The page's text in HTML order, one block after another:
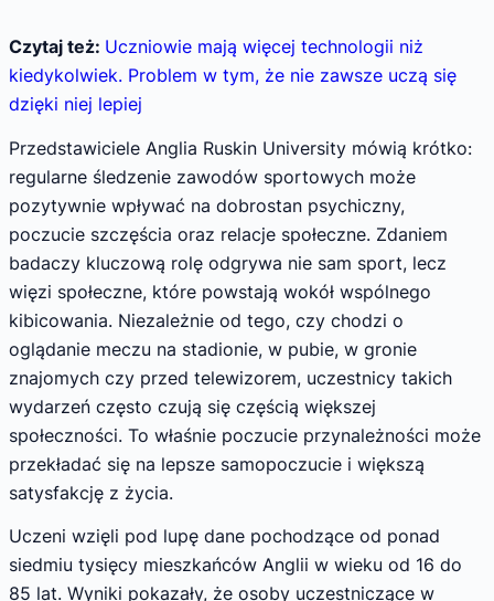
Czytaj też: Uczniowie mają więcej technologii niż
kiedykolwiek. Problem w tym, że nie zawsze uczą się
dzięki niej lepiej
Przedstawiciele Anglia Ruskin University mówią krótko:
regularne śledzenie zawodów sportowych może
pozytywnie wpływać na dobrostan psychiczny,
poczucie szczęścia oraz relacje społeczne. Zdaniem
badaczy kluczową rolę odgrywa nie sam sport, lecz
więzi społeczne, które powstają wokół wspólnego
kibicowania. Niezależnie od tego, czy chodzi o
oglądanie meczu na stadionie, w pubie, w gronie
znajomych czy przed telewizorem, uczestnicy takich
wydarzeń często czują się częścią większej
społeczności. To właśnie poczucie przynależności może
przekładać się na lepsze samopoczucie i większą
satysfakcję z życia.
Uczeni wzięli pod lupę dane pochodzące od ponad
siedmiu tysięcy mieszkańców Anglii w wieku od 16 do
85 lat. Wyniki pokazały, że osoby uczestniczące w